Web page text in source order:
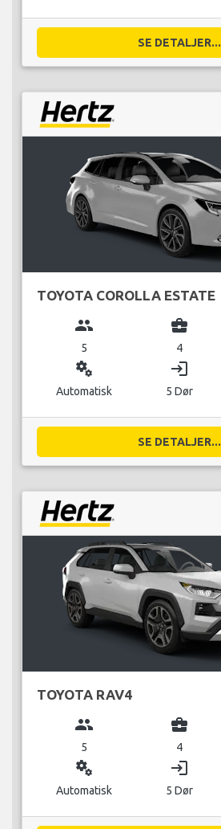
SE DETALJER...
TOYOTA COROLLA ESTATE
group
5
business_center
4
miscellaneous_services
Automatisk
login
5 Dør
SE DETALJER...
TOYOTA RAV4
group
5
business_center
4
miscellaneous_services
Automatisk
login
5 Dør